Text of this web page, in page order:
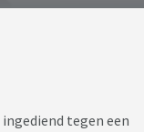
tegen een